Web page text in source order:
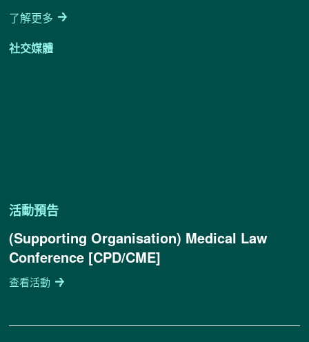
了解更多
社交媒體
活動預告
(Supporting Organisation) Medical Law
Conference [CPD/CME]
查看活動